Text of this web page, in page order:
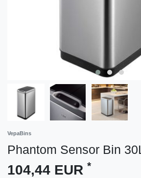
VepaBins
Phantom Sensor Bin 30L
104,44 EUR *